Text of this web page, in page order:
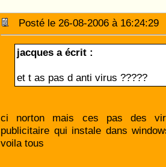
Posté le 26-08-2006 à
jacques a écrit :
et t as pas d anti virus ?????
ci norton mais ces pas des
publicitaire qui instale dans
voila tous